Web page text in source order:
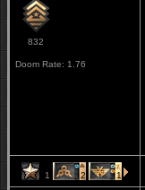
832
Doom Rate: 1.76
1 2 1